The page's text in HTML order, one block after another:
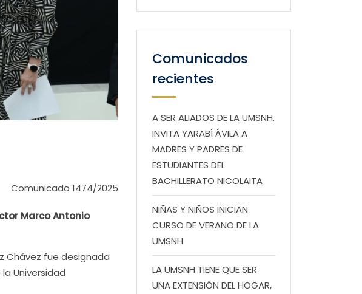
Comunicado 1474/2025
Marco Antonio
Chávez fue designada
Universidad
Comunicados
recientes
A SER ALIADOS DE LA UMSNH,
INVITA YARABÍ ÁVILA A
MADRES Y PADRES DE
ESTUDIANTES DEL
BACHILLERATO NICOLAITA
NIÑAS Y NIÑOS INICIAN
CURSO DE VERANO DE LA
UMSNH
LA UMSNH TIENE QUE SER
UNA EXTENSIÓN DEL HOGAR,